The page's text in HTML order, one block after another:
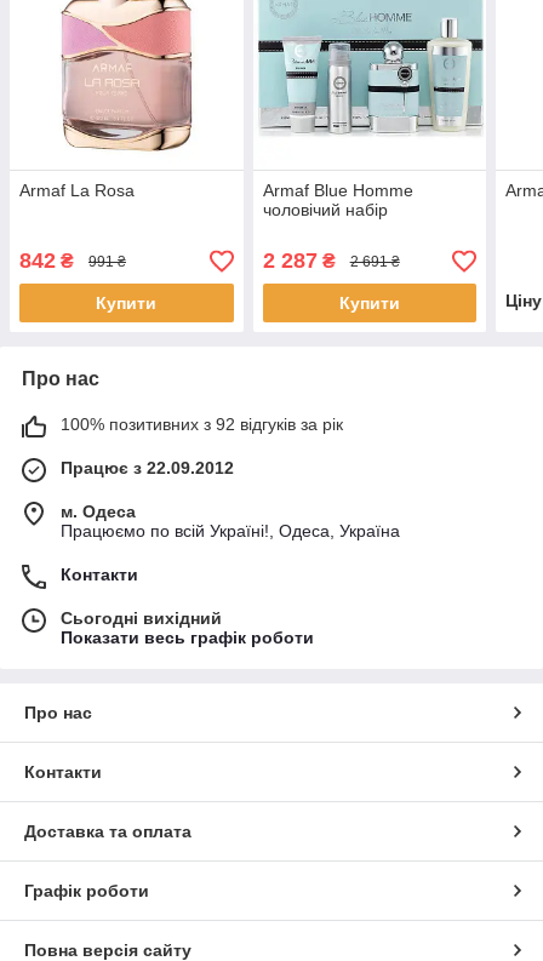
Armaf La Rosa
842 ₴ 991 ₴
Купити
Armaf Blue Homme
чоловічий набір
2 287₴ 2 691 ₴
Купити
Про нас
100% позитивних з 92 відгуків за рік
Працює з 22.09.2012
м. Одеса
Працюємо по всій Україні!, Одеса, Україна
Контакти
Сьогодні вихідний
Показати весь графік роботи
Про нас
Контакти
Доставка та оплата
Графік роботи
Повна версія сайту